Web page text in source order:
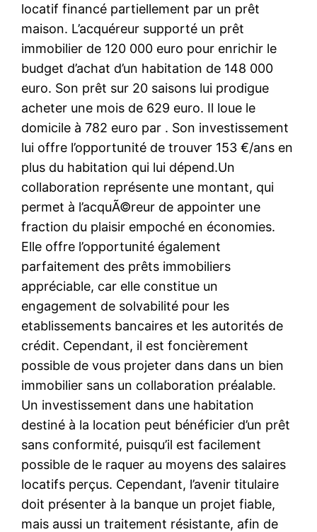
locatif financé partiellement par un prêt
maison. L’acquéreur supporté un prêt
immobilier de 120 000 euro pour enrichir le
budget d’achat d’un habitation de 148 000
euro. Son prêt sur 20 saisons lui prodigue
acheter une mois de 629 euro. Il loue le
domicile à 782 euro par . Son investissement
lui offre l’opportunité de trouver 153 €/ans en
plus du habitation qui lui dépend.Un
collaboration représente une montant, qui
permet à l’acquÃ©reur de appointer une
fraction du plaisir empoché en économies.
Elle offre l’opportunité également
parfaitement des prêts immobiliers
appréciable, car elle constitue un
engagement de solvabilité pour les
etablissements bancaires et les autorités de
crédit. Cependant, il est foncièrement
possible de vous projeter dans dans un bien
immobilier sans un collaboration préalable.
Un investissement dans une habitation
destiné à la location peut bénéficier d’un prêt
sans conformité, puisqu’il est facilement
possible de le raquer au moyens des salaires
locatifs perçus. Cependant, l’avenir titulaire
doit présenter à la banque un projet fiable,
mais aussi un traitement résistante, afin de